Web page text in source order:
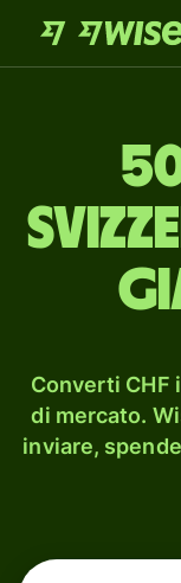
Converti CHF
di mercato.
inviare,